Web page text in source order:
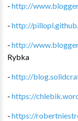
- http://
- http://
- http://
Rybka
- http://
- https://
- https://